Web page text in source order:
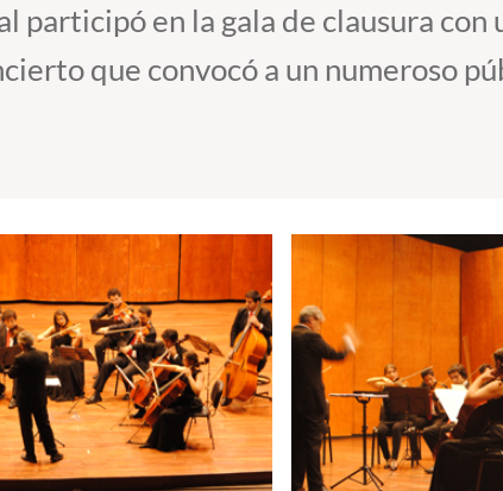
participó en la gala de clausura
que convocó a un numeroso